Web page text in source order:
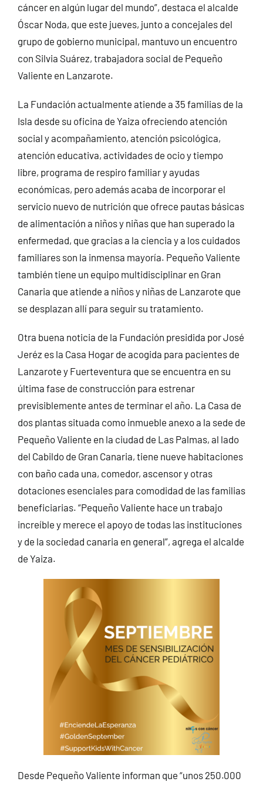
cáncer en algún lugar del mundo”, destaca el alcalde
Óscar Noda, que este jueves, junto a concejales del
grupo de gobierno municipal, mantuvo un encuentro
con Silvia Suárez, trabajadora social de Pequeño
Valiente en Lanzarote.
La Fundación actualmente atiende a 35 familias de la
Isla desde su oficina de Yaiza ofreciendo atención
social y acompañamiento, atención psicológica,
atención educativa, actividades de ocio y tiempo
libre, programa de respiro familiar y ayudas
económicas, pero además acaba de incorporar el
servicio nuevo de nutrición que ofrece pautas básicas
de alimentación a niños y niñas que han superado la
enfermedad, que gracias a la ciencia y a los cuidados
familiares son la inmensa mayoría. Pequeño Valiente
también tiene un equipo multidisciplinar en Gran
Canaria que atiende a niños y niñas de Lanzarote que
se desplazan allí para seguir su tratamiento.
Otra buena noticia de la Fundación presidida por José
Jeréz es la Casa Hogar de acogida para pacientes de
Lanzarote y Fuerteventura que se encuentra en su
última fase de construcción para estrenar
previsiblemente antes de terminar el año. La Casa de
dos plantas situada como inmueble anexo a la sede de
Pequeño Valiente en la ciudad de Las Palmas, al lado
del Cabildo de Gran Canaria, tiene nueve habitaciones
con baño cada una, comedor, ascensor y otras
dotaciones esenciales para comodidad de las familias
beneficiarias. “Pequeño Valiente hace un trabajo
increíble y merece el apoyo de todas las instituciones
y de la sociedad canaria en general”, agrega el alcalde
de Yaiza.
Desde Pequeño Valiente informan que “unos 250.000